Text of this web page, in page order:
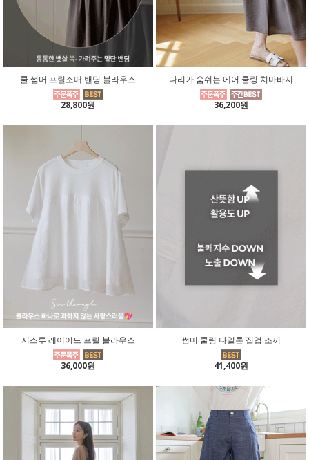
쿨 썸머 프릴소매 밴딩 블라우스
28,800원
다리가 숨쉬는 에어 쿨링 치마바지
36,200원
시스루 레이어드 프릴 블라우스
36,000원
썸머 쿨링 나일론 집업 조끼
41,400원